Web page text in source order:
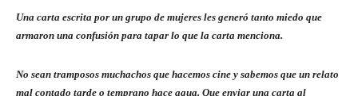
Una carta escrita por un grupo de mujeres les generó tanto miedo que
armaron una confusión para tapar lo que la carta menciona.
No sean tramposos muchachos que hacemos cine y sabemos que un relato
mal contado tarde o temprano hace agua. Que enviar una carta al